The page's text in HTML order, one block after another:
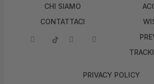
CHI SIAMO
CONTATTACI
PRIVACY POLICY